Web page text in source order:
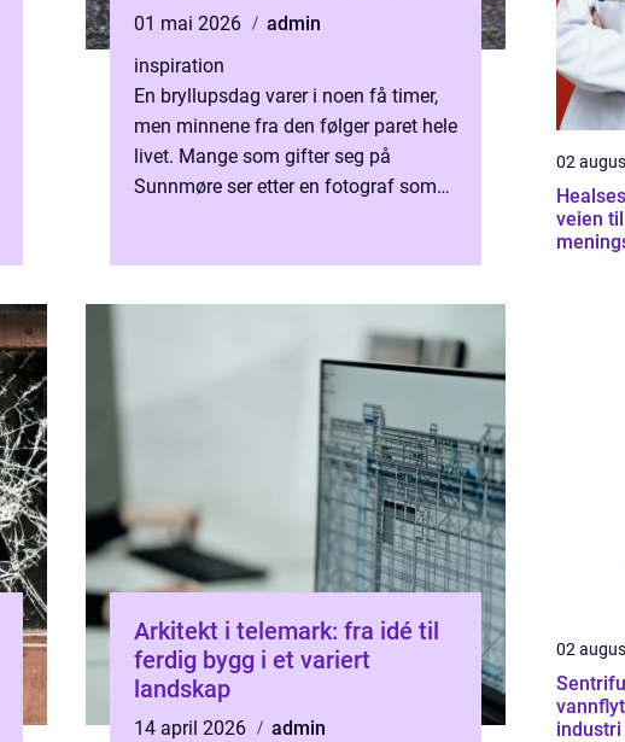
01 mai 2026
admin
inspiration
En bryllupsdag varer i noen få timer,
men minnene fra den følger paret hele
livet. Mange som gifter seg på
Sunnmøre ser etter en fotograf som
Arkitekt i telemark: fra idé til
ferdig bygg i et variert
landskap
14 april 2026
admin
02
veien
02
industri